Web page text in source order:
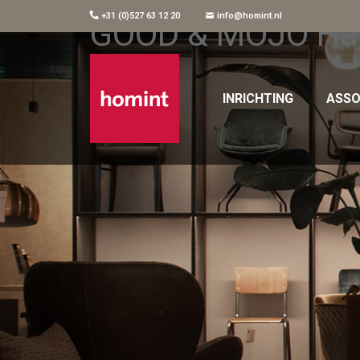
+31 (0)527 63 12 20 info@homint.nl
INRICHTING
GOOD & MOJO